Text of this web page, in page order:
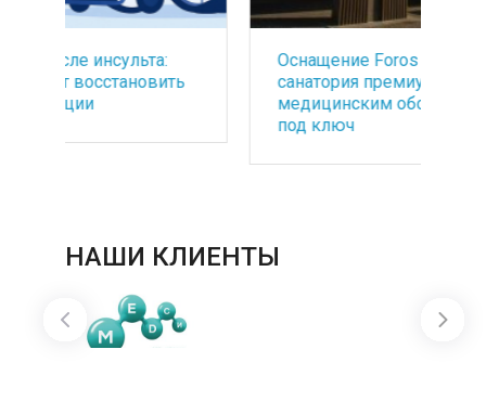
Оснащение Foros Wellness&Park -
санатория премиум класса
медицинским оборудованием
НАШИ КЛИЕНТЫ